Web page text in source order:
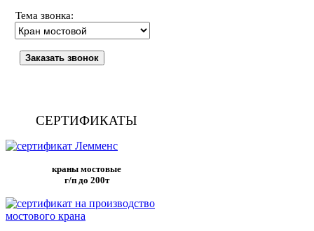
Тема звонка:
СЕРТИФИКАТЫ
краны мостовые
г/п до 200т